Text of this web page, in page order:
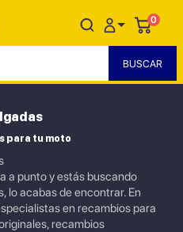
0
para tu moto
a punto y estás buscando
lo acabas de encontrar. En
en recambios para
recambios